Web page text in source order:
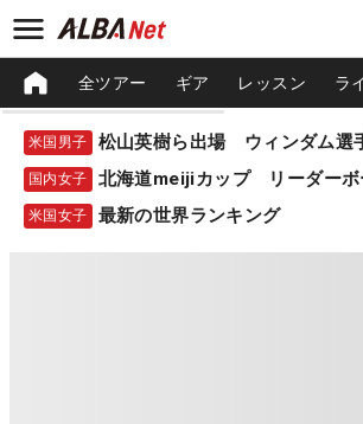
全ツアー ギア レッスン ラ
米国男子
国内女子 北海道meijiカップ リーダーボ
米国女子 最新の世界ランキング